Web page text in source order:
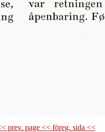
prev. page << föreg. sida <<